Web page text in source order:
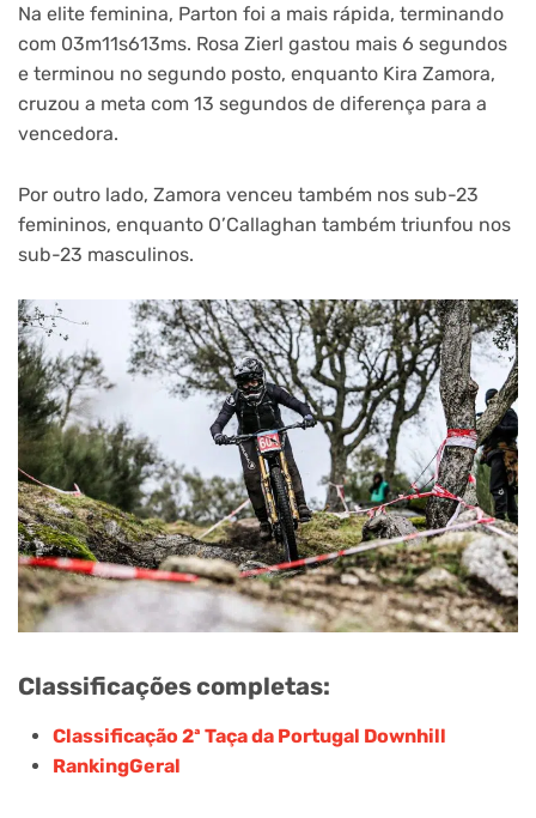
Na elite feminina, Parton foi a mais rápida, terminando
com 03m11s613ms. Rosa Zierl gastou mais 6 segundos
e terminou no segundo posto, enquanto Kira Zamora,
cruzou a meta com 13 segundos de diferença para a
vencedora.
Por outro lado, Zamora venceu também nos sub-23
femininos, enquanto O’Callaghan também triunfou nos
sub-23 masculinos.
Classificações completas:
Classificação 2ª Taça da Portugal Downhill
RankingGeral